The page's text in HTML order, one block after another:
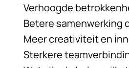
Verhoogde
Betere samenwerking
Meer creativiteit en
Sterkere